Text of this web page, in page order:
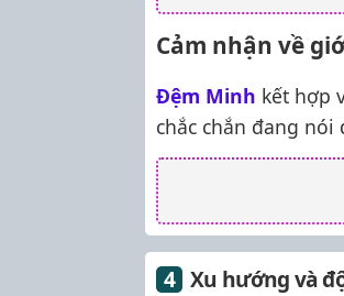
Cảm nhận về
Đệm Minh kết hợp
chắc chắn đang nói
Xu hướng và